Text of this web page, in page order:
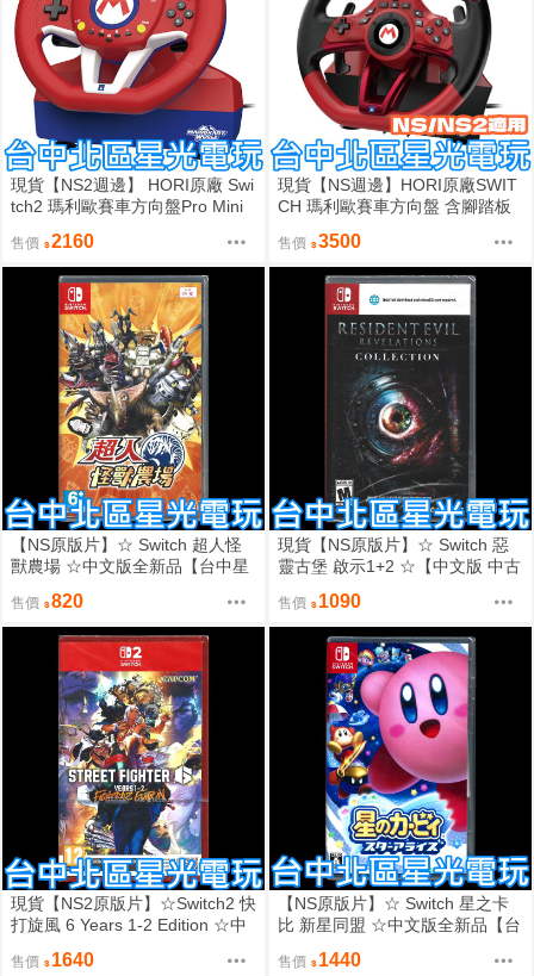
現貨【NS2週邊】 HORI原廠 Swi
tch2 瑪利歐賽車方向盤Pro Mini
售價 2160
現貨【NS週邊】HORI原廠SWIT
CH 瑪利歐賽車方向盤 含腳踏板
售價 3500
【NS原版片】☆ Switch 超人怪
獸農場 ☆中文版全新品【台中星
售價 820
現貨【NS原版片】☆ Switch 惡
靈古堡 啟示1+2 ☆【中文版 中古
售價 1090
現貨【NS2原版片】☆Switch2 快
打旋風 6 Years 1-2 Edition ☆中
售價 1640
【NS原版片】☆ Switch 星之卡
比 新星同盟 ☆中文版全新品【台
售價 1440